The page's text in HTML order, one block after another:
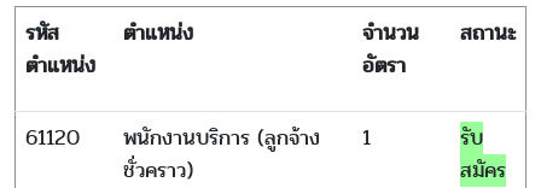
รหัส
ตำแหน่ง
ตำแหน่ง
จำนวน
อัตรา
สถานะ
61120
พนักงานบริการ (ลูกจ้าง
ชั่วคราว)
1
รับ
สมัคร